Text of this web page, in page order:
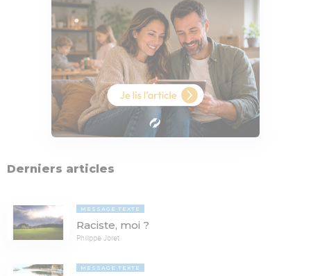
Derniers articles
MESSAGE TEXTE
Raciste, moi ?
Philippe Joret
MESSAGE TEXTE